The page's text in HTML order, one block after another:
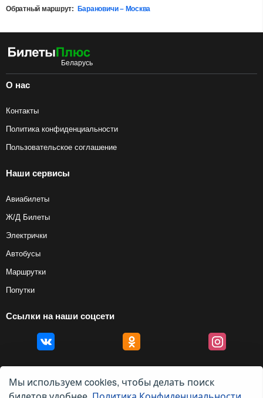
Обратный маршрут: Барановичи – Москва
О нас
Контакты
Политика конфиденциальности
Пользовательское соглашение
Наши сервисы
Авиабилеты
Ж/Д Билеты
Электрички
Автобусы
Маршрутки
Попутки
Ссылки на наши соцсети
Мы используем cookies, чтобы делать поиск